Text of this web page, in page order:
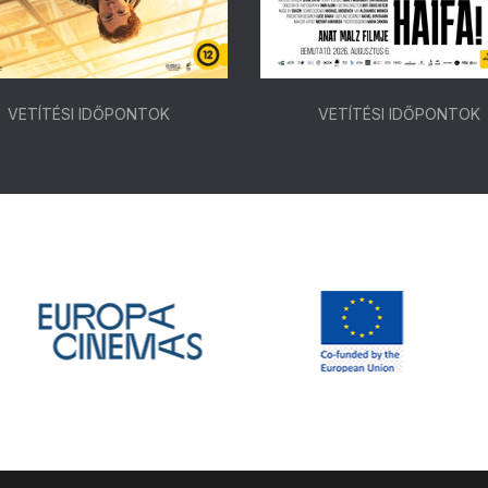
VETÍTÉSI IDŐPONTOK VETÍTÉSI IDŐPONTOK